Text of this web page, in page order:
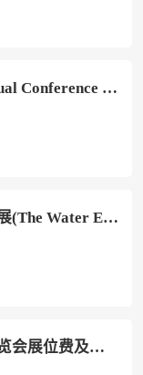
美国水展(Annual Conference and Exposition)2027最新会刊
2026年美国水展(The Water Expo)门票购买方式，多少钱一张？
2026美国水展览会展位费及预订流程